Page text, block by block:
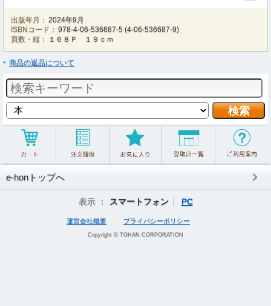
出版年月： 2024年9月
ISBNコード： 978-4-06-536687-5 (4-06-536687-9)
頁数・縦：
１６８Ｐ １９ｃｍ
商品の返品について
e-honトップへ
表示 ： スマートフォン PC
運営会社概要 プライバシーポリシー
Copyright © TOHAN CORPORATION